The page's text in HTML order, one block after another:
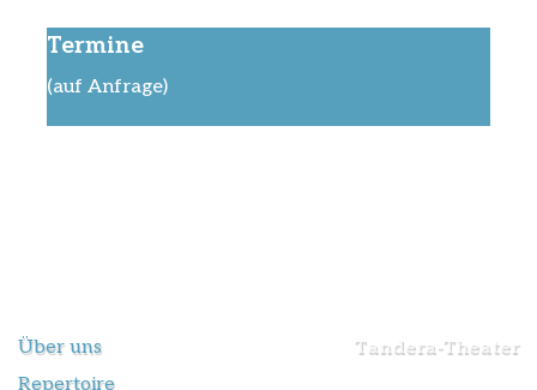
Termine
(auf Anfrage)
Über uns
Repertoire
Tandera-Theater